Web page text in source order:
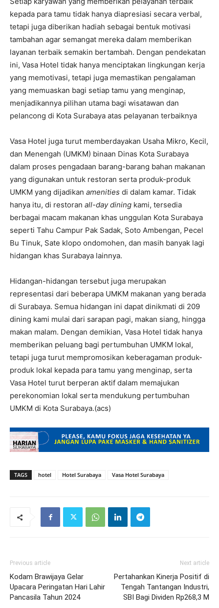
kepada para tamu tidak hanya diapresiasi secara verbal,
tetapi juga diberikan hadiah sebagai bentuk motivasi
tambahan agar semangat mereka dalam memberikan
layanan terbaik semakin bertambah. Dengan pendekatan
ini, Vasa Hotel tidak hanya menciptakan lingkungan kerja
yang memotivasi, tetapi juga memastikan pengalaman
yang memuaskan bagi setiap tamu yang menginap,
menjadikannya pilihan utama bagi wisatawan dan
pelancong di Kota Surabaya atas pelayanan terbaiknya
Vasa Hotel juga turut memberdayakan Usaha Mikro, Kecil,
dan Menengah (UMKM) binaan Dinas Kota Surabaya
dalam proses pengadaan barang-barang bahan makanan
yang digunakan untuk restoran serta produk-produk
UMKM yang dijadikan amenities di dalam kamar. Tidak
hanya itu, di restoran all-day dining kami, tersedia
berbagai macam makanan khas unggulan Kota Surabaya
seperti Tahu Campur Pak Sadak, Soto Ambengan, Pecel
Bu Tinuk, Sate klopo ondomohen, dan masih banyak lagi
hidangan khas Surabaya lainnya.
Hidangan-hidangan tersebut juga merupakan
representasi dari beberapa UMKM makanan yang berada
di Surabaya. Semua hidangan ini dapat dinikmati di 209
dining kami mulai dari sarapan pagi, makan siang, hingga
makan malam. Dengan demikian, Vasa Hotel tidak hanya
memberikan peluang bagi pertumbuhan UMKM lokal,
tetapi juga turut mempromosikan keberagaman produk-
produk lokal kepada para tamu yang menginap, serta
Vasa Hotel turut berperan aktif dalam memajukan
perekonomian lokal serta mendukung pertumbuhan
UMKM di Kota Surabaya.(acs)
TAGS hotel Hotel Surabaya Vasa Hotel Surabaya
Previous article
Kodam Brawijaya Gelar
Upacara Peringatan Hari Lahir
Pancasila Tahun 2024
Next article
Pertahankan Kinerja Positif di
Tengah Tantangan Industri,
SBI Bagi Dividen Rp268,3 M